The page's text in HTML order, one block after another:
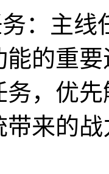
：主
能的重
务，优
带来的